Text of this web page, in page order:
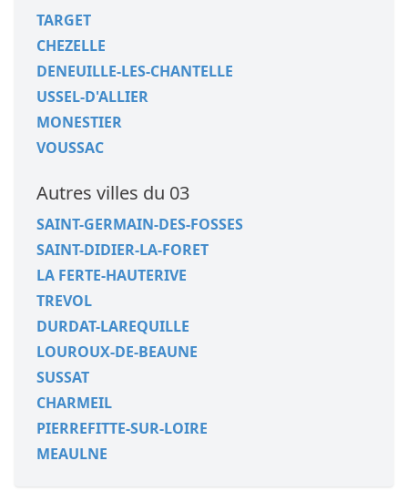
TARGET
CHEZELLE
DENEUILLE-LES-CHANTELLE
USSEL-D'ALLIER
MONESTIER
VOUSSAC
Autres villes du 03
SAINT-GERMAIN-DES-FOSSES
SAINT-DIDIER-LA-FORET
LA FERTE-HAUTERIVE
TREVOL
DURDAT-LAREQUILLE
LOUROUX-DE-BEAUNE
SUSSAT
CHARMEIL
PIERREFITTE-SUR-LOIRE
MEAULNE